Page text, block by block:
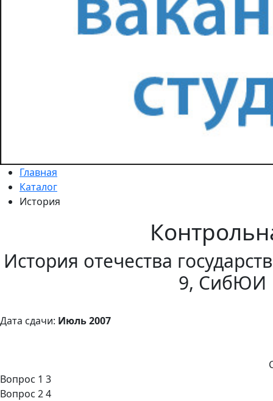
Главная
Каталог
История
История отечества
9, СибЮИ
Дата сдачи: Июль 2007
Вопрос 1 3
Вопрос 2 4